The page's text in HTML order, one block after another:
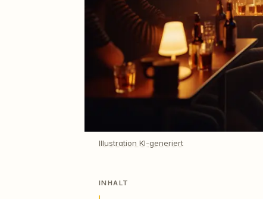
Illustration KI-generiert
INHALT